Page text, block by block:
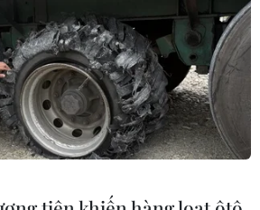
suất #Trái phiếu
#Eurozone
thẳng thương mại